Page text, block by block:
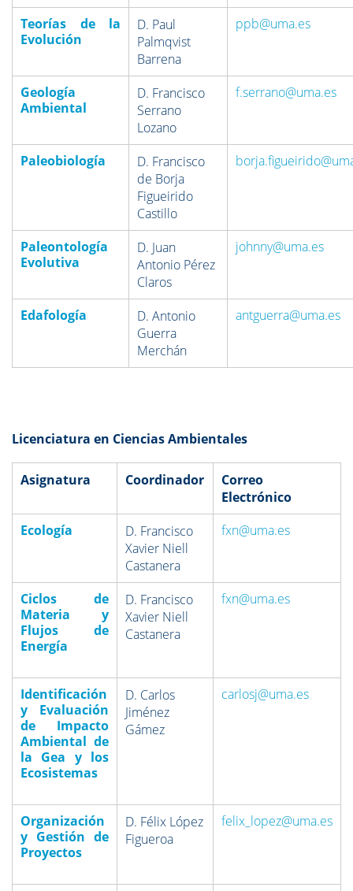
Teorías de la
Evolución
D. Paul
Palmqvist
Barrena
ppb@uma.es
Geología
Ambiental
D. Francisco
Serrano
Lozano
f.serrano@uma.es
Paleobiología
D. Francisco
de Borja
Figueirido
Castillo
Paleontología
Evolutiva
D. Juan
Antonio Pérez
Claros
johnny@uma.es
Edafología
D. Antonio
Guerra
Merchán
antguerra@uma.es
Licenciatura en Ciencias Ambientales
Asignatura Coordinador
Correo
Electrónico
Ecología
D. Francisco
Xavier Niell
Castanera
fxn@uma.es
Ciclos de
Materia y
Flujos de
Energía
D. Francisco
Xavier Niell
Castanera
fxn@uma.es
Identificación
y Evaluación
de Impacto
Ambiental de
la Gea y los
Ecosistemas
D. Carlos
Jiménez
Gámez
carlosj@uma.es
Organización
y Gestión de
Proyectos
D. Félix López
Figueroa
felix_lopez@uma.es